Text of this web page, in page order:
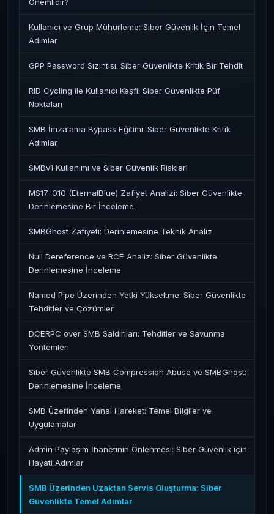
Kullanıcı ve Grup Mühürleme: Siber Güvenlik İçin Temel
Adımlar
GPP Password Sızıntısı: Siber Güvenlikte Kritik Bir Tehdit
RID Cycling ile Kullanıcı Keşfi: Siber Güvenlikte Püf
Noktaları
SMB İmzalama Bypass Eğitimi: Siber Güvenlikte Kritik
Adımlar
SMBv1 Kullanımı ve Siber Güvenlik Riskleri
MS17-010 (EternalBlue) Zafiyet Analizi: Siber Güvenlikte
Derinlemesine Bir İnceleme
SMBGhost Zafiyeti: Derinlemesine Teknik Analiz
Null Dereference ve RCE Analiz: Siber Güvenlikte
Derinlemesine İnceleme
Named Pipe Üzerinden Yetki Yükseltme: Siber Güvenlikte
Tehditler ve Çözümler
DCERPC over SMB Saldırıları: Tehditler ve Savunma
Yöntemleri
Siber Güvenlikte SMB Compression Abuse ve SMBGhost:
Derinlemesine İnceleme
SMB Üzerinden Yanal Hareket: Temel Bilgiler ve
Uygulamalar
Admin Paylaşım İhanetinin Önlenmesi: Siber Güvenlik için
Hayati Adımlar
SMB Üzerinden Uzaktan Servis Oluşturma: Siber
Güvenlikte Temel Adımlar